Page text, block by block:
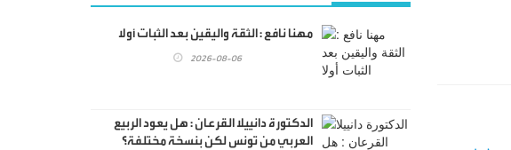
مهنا نافع : الثقة واليقين بعد الثبات أولا
2026-08-06
الدكتورة دانييلا القرعان : هل يعود الربيع
العربي من تونس لكن بنسخة مختلفة؟